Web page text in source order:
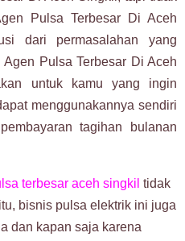
Pulsa Terbesar Di Aceh
dari permasalahan yang
Pulsa Terbesar Di Aceh
untuk kamu yang ingin
menggunakannya sendiri
tagihan bulanan
terbesar aceh singkil tidak
bisnis pulsa elektrik ini juga
dan kapan saja karena